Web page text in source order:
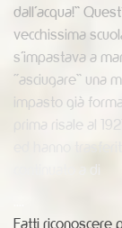
dall’acqua!”
vecchissima
s’impastava a
“asciugare” una
impasto già
prima risale al
continuato a di
Fatti riconoscere